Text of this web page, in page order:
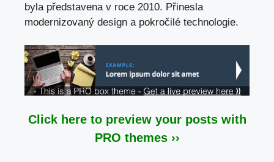
byla představena v roce 2010. Přinesla
modernizovaný design a pokročilé technologie.
Click here to preview your posts with
PRO themes ››